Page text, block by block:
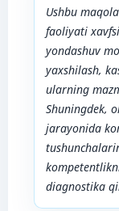
Ushbu
fаоliyаti
yоndаshuv
yаxshilаsh,
ulаrning
Shuningdek,
jаrаyоnidа
diаgnоstikа